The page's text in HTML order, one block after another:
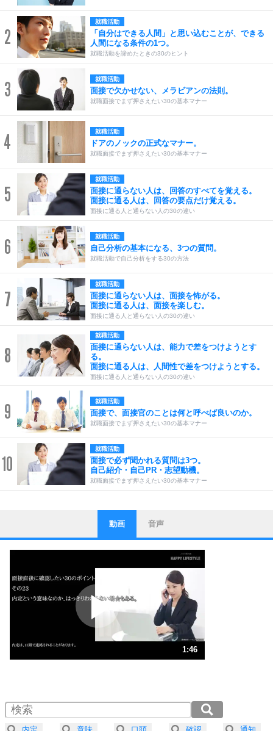
2
就職活動
「自分はできる人間」と思い込むことが、できる
人間になる条件の1つ。
就職活動を諦めたときの30のヒント
3 就職活動
面接で欠かせない、メラビアンの法則。
就職面接でまず押さえたい30の基本マナー
4 就職活動
ドアのノックの正式なマナー。
就職面接でまず押さえたい30の基本マナー
5
就職活動
面接に通らない人は、回答のすべてを覚える。
面接に通る人は、回答の要点だけ覚える。
面接に通る人と通らない人の30の違い
6 就職活動
自己分析の基本になる、3つの質問。
就職活動で自己分析をする30の方法
7
就職活動
面接に通らない人は、面接を怖がる。
面接に通る人は、面接を楽しむ。
面接に通る人と通らない人の30の違い
8
就職活動
面接に通らない人は、能力で差をつけようとす
る。
面接に通る人は、人間性で差をつけようとする。
面接に通る人と通らない人の30の違い
9 就職活動
面接で、面接官のことは何と呼べば良いのか。
就職面接でまず押さえたい30の基本マナー
10
就職活動
面接で必ず聞かれる質問は3つ。
自己紹介・自己PR・志望動機。
就職面接でまず押さえたい30の基本マナー
1
ストレス対策
他人と比べない。
いっそのこと、他人を見ない。
いらいらしない人になる30の方法
ポジティブになれない原因は、行動しないから。
ポジティブ思考になる30の方法
ストレス対策
人生、なんとかなるもの。
気楽に生きる30の方法
4 器の大きい人は、怒りを優しさで表現する。
動画 音声
1:46
2.0倍速 （209KB 53秒）
2.5倍速 （167KB 42秒）